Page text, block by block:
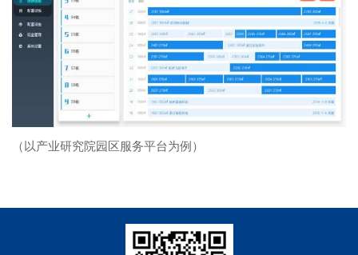
（以产业研究院园区服务平台为例）